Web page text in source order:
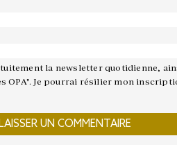
la newsletter quotidienne,
OPA". Je pourrai résilier mon